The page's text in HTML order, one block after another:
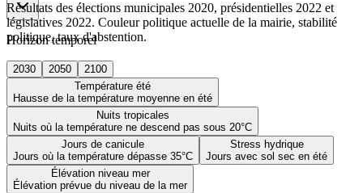
Horizon temporel
2030 2050
2100
Température été
Hausse de la température moyenne en été
Nuits tropicales
Nuits où la température ne descend pas sous 20°C
Jours de canicule
Jours où la température dépasse 35°C
Stress hydrique
Jours avec sol sec en été
Élévation niveau mer
Élévation prévue du niveau de la mer
Résultats des élections municipales 2020, présidentielles 2022 et
législatives 2022. Couleur politique actuelle de la mairie, stabilité
politique, taux d'abstention.